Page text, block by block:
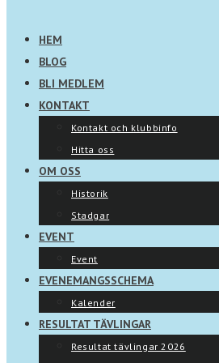
HEM
BLOG
BLI MEDLEM
KONTAKT
Kontakt och klubbinfo
Hitta oss
OM OSS
Historik
Stadgar
EVENT
Event
EVENEMANGSSCHEMA
Kalender
RESULTAT TÄVLINGAR
Resultat tävlingar 2026